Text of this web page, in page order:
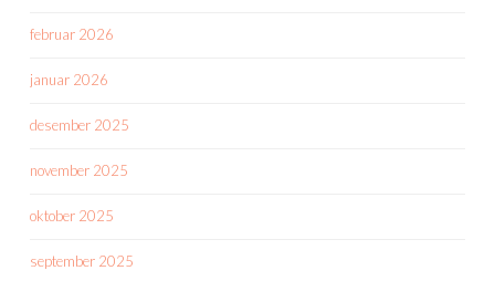
februar 2026
januar 2026
desember 2025
november 2025
oktober 2025
september 2025